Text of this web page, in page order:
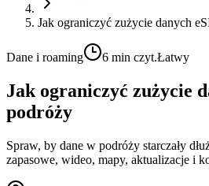
Jak ograniczyć zużycie danych
Dane i roaming 6 min czyt.Łatwy
Jak ograniczyć zużycie
podróży
Spraw, by dane w podróży starczały
zapasowe, wideo, mapy, aktualizacje i